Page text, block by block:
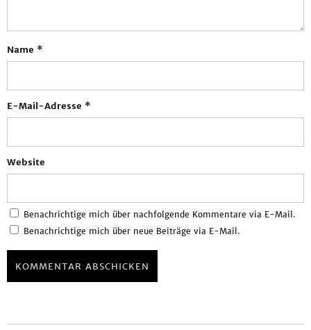
Name *
E-Mail-Adresse *
Website
Benachrichtige mich über nachfolgende Kommentare via E-Mail.
Benachrichtige mich über neue Beiträge via E-Mail.